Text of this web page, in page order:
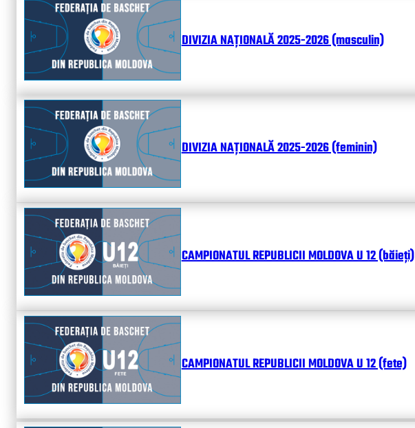
DIVIZIA NAȚIONALĂ 2025-2026 (masculin)
DIVIZIA NAȚIONALĂ 2025-2026 (feminin)
CAMPIONATUL REPUBLICII MOLDOVA U 12 (băieți)
CAMPIONATUL REPUBLICII MOLDOVA U 12 (fete)